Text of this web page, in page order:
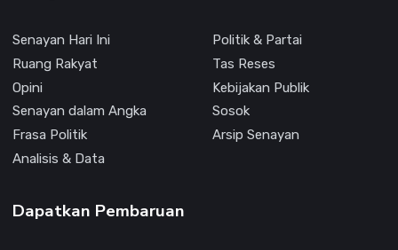
Senayan Hari Ini
Politik & Partai
Ruang Rakyat
Tas Reses
Opini
Kebijakan Publik
Senayan dalam Angka
Sosok
Frasa Politik
Arsip Senayan
Analisis & Data
Dapatkan Pembaruan